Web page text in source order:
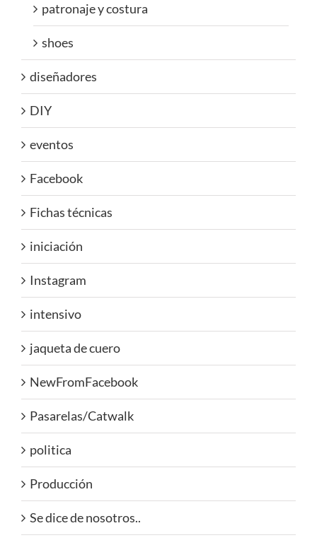
patronaje y costura
shoes
diseñadores
DIY
eventos
Facebook
Fichas técnicas
iniciación
Instagram
intensivo
jaqueta de cuero
NewFromFacebook
Pasarelas/Catwalk
politica
Producción
Se dice de nosotros..